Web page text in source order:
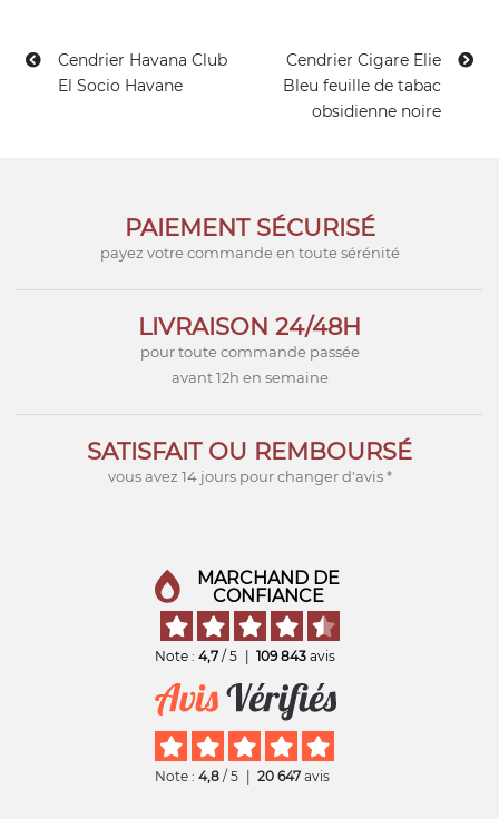
Cendrier Havana Club
El Socio Havane
Cendrier Cigare Elie
Bleu feuille de tabac
obsidienne noire
PAIEMENT SÉCURISÉ
payez votre commande en toute sérénité
LIVRAISON 24/48H
pour toute commande passée
avant 12h en semaine
SATISFAIT OU REMBOURSÉ
vous avez 14 jours pour changer d'avis *
MARCHAND DE
CONFIANCE
Note : 4,7 / 5 109 843 avis
Note : 4,8 / 5 20 647 avis